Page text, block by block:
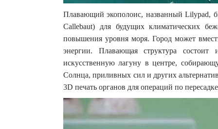
Плавающий экополоис, названный Lilypad,
Callebaut) для будущих климатических
повышения уровня моря. Город может
энергии. Плавающая структура
искусственную лагуну в центре,
Солнца, приливных сил и других
3D печать органов для операций по пересадке